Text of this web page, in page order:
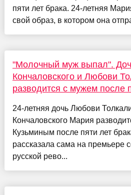
пяти лет брака. 24-летняя
свой образ, в котором она
"Молочный муж выпал".
Кончаловского и Любови
разводится с мужем после
24-летняя дочь Любови
Кончаловского Мария
Кузьминым после пяти лет
рассказала сама на премьере
русской рево...